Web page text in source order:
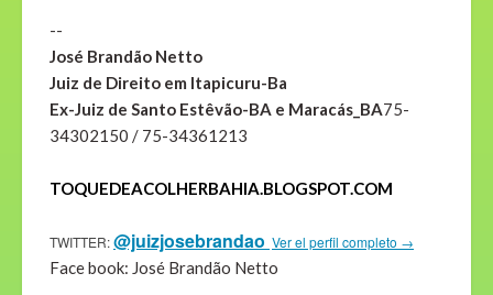
--
José Brandão Netto
Juiz de Direito em Itapicuru-Ba
Ex-Juiz de Santo Estêvão-BA e Maracás_BA75-
34302150 / 75-34361213
TOQUEDEACOLHERBAHIA.BLOGSPOT.COM
TWITTER:@juizjosebrandao Ver el perfil completo →
Face book: José Brandão Netto